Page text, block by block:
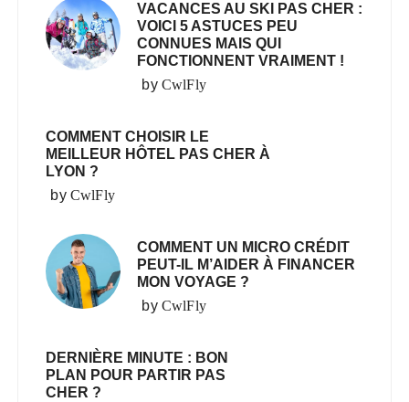
VACANCES AU SKI PAS CHER :
VOICI 5 ASTUCES PEU
CONNUES MAIS QUI
FONCTIONNENT VRAIMENT !
by CwlFly
COMMENT CHOISIR LE
MEILLEUR HÔTEL PAS CHER À
LYON ?
by CwlFly
COMMENT UN MICRO CRÉDIT
PEUT-IL M’AIDER À FINANCER
MON VOYAGE ?
by CwlFly
DERNIÈRE MINUTE : BON
PLAN POUR PARTIR PAS
CHER ?